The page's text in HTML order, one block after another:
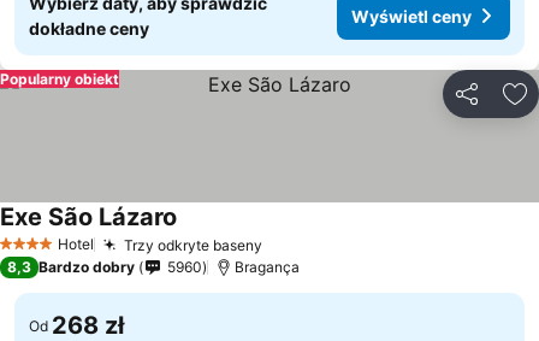
dokładne ceny
Wyświetl ceny
Popularny obiekt
4 KategoriaHotel Trzy odkryte baseny
Exe São Lázaro
8,3 Bardzo dobry 5960 Bragança
Od 268 zł